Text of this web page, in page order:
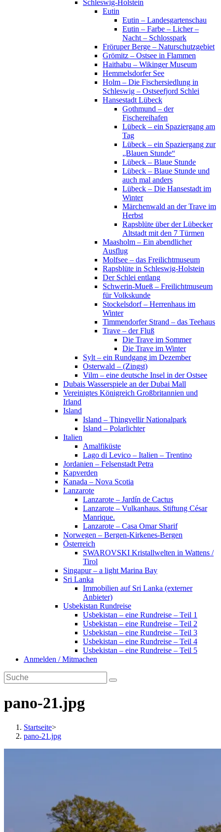
Schleswig-Holstein
Eutin
Eutin – Landesgartenschau
Eutin – Farbe – Licher –
Nacht – Schlosspark
Fröruper Berge – Naturschutzgebiet
Grömitz – Ostsee in Flammen
Haithabu – Wikinger Museum
Hemmelsdorfer See
Holm – Die Fischersiedlung in
Schleswig – Ostseefjord Schlei
Hansestadt Lübeck
Gothmund – der
Fischereihafen
Lübeck – ein Spaziergang am
Tag
Lübeck – ein Spaziergang zur
„Blauen Stunde“
Lübeck – Blaue Stunde
Lübeck – Blaue Stunde und
auch mal anders
Lübeck – Die Hansestadt im
Winter
Märchenwald an der Trave im
Herbst
Rapsblüte über der Lübecker
Altstadt mit den 7 Türmen
Maasholm – Ein abendlicher
Ausflug
Molfsee – das Freilichtmuseum
Rapsblüte in Schleswig-Holstein
Der Schlei entlang
Schwerin-Mueß – Freilichtmuseum
für Volkskunde
Stockelsdorf – Herrenhaus im
Winter
Timmendorfer Strand – das Teehaus
Trave – der Fluß
Die Trave im Sommer
Die Trave im Winter
Sylt – ein Rundgang im Dezember
Osterwald – (Zingst)
Vilm – eine deutsche Insel in der Ostsee
Dubais Wasserspiele an der Dubai Mall
Vereinigtes Königreich Großbritannien und
Irland
Island
Island – Thingvellir Nationalpark
Island – Polarlichter
Italien
Amalfiküste
Lago di Levico – Italien – Trentino
Jordanien – Felsenstadt Petra
Kapverden
Kanada – Nova Scotia
Lanzarote
Lanzarote – Jardín de Cactus
Lanzarote – Vulkanhaus. Stiftung César
Manrique.
Lanzarote – Casa Omar Sharif
Norwegen – Bergen-Kirkenes-Bergen
Österreich
SWAROVSKI Kristallwelten in Wattens /
Tirol
Singapur – a light Marina Bay
Sri Lanka
Immobilien auf Sri Lanka (externer
Anbieter)
Usbekistan Rundreise
Usbekistan – eine Rundreise – Teil 1
Usbekistan – eine Rundreise – Teil 2
Usbekistan – eine Rundreise – Teil 3
Usbekistan – eine Rundreise – Teil 4
Usbekistan – eine Rundreise – Teil 5
Anmelden / Mitmachen
pano-21.jpg
Startseite>
pano-21.jpg